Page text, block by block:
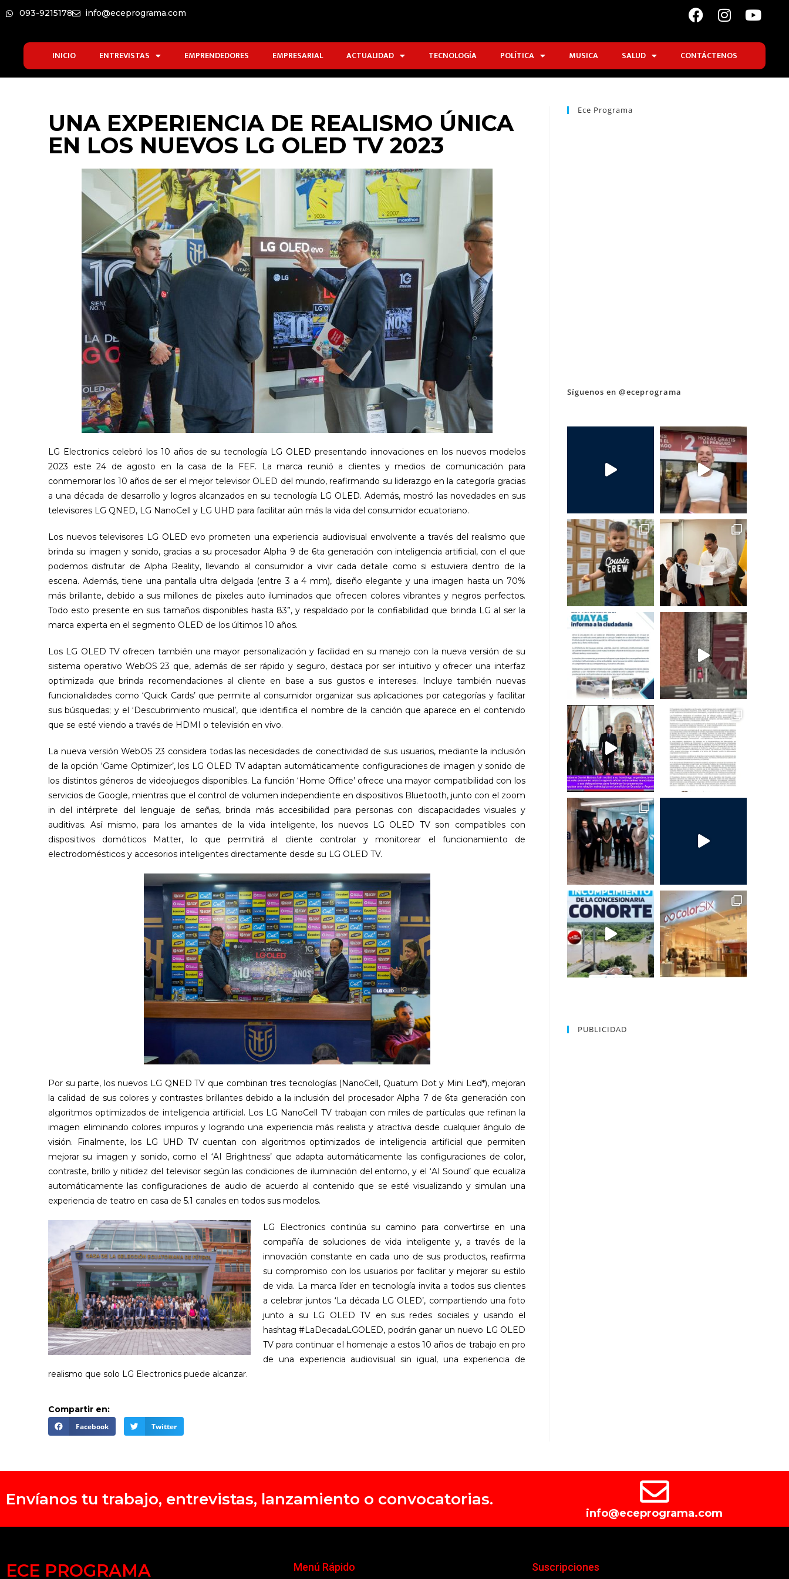
093-9215178 info@eceprograma.com
INICIO ENTREVISTAS EMPRENDEDORES EMPRESARIAL ACTUALIDAD TECNOLOGÍA POLÍTICA MUSICA SALUD CONTÁCTENOS
UNA EXPERIENCIA DE REALISMO ÚNICA
EN LOS NUEVOS LG OLED TV 2023
LG Electronics celebró los 10 años de su tecnología LG OLED presentando innovaciones en los nuevos modelos
2023 este 24 de agosto en la casa de la FEF. La marca reunió a clientes y medios de comunicación para
conmemorar los 10 años de ser el mejor televisor OLED del mundo, reafirmando su liderazgo en la categoría gracias
a una década de desarrollo y logros alcanzados en su tecnología LG OLED. Además, mostró las novedades en sus
televisores LG QNED, LG NanoCell y LG UHD para facilitar aún más la vida del consumidor ecuatoriano.
Los nuevos televisores LG OLED evo prometen una experiencia audiovisual envolvente a través del realismo que
brinda su imagen y sonido, gracias a su procesador Alpha 9 de 6ta generación con inteligencia artificial, con el que
podemos disfrutar de Alpha Reality, llevando al consumidor a vivir cada detalle como si estuviera dentro de la
escena. Además, tiene una pantalla ultra delgada (entre 3 a 4 mm), diseño elegante y una imagen hasta un 70%
más brillante, debido a sus millones de pixeles auto iluminados que ofrecen colores vibrantes y negros perfectos.
Todo esto presente en sus tamaños disponibles hasta 83”, y respaldado por la confiabilidad que brinda LG al ser la
marca experta en el segmento OLED de los últimos 10 años.
Los LG OLED TV ofrecen también una mayor personalización y facilidad en su manejo con la nueva versión de su
sistema operativo WebOS 23 que, además de ser rápido y seguro, destaca por ser intuitivo y ofrecer una interfaz
optimizada que brinda recomendaciones al cliente en base a sus gustos e intereses. Incluye también nuevas
funcionalidades como ‘Quick Cards’ que permite al consumidor organizar sus aplicaciones por categorías y facilitar
sus búsquedas; y el ‘Descubrimiento musical’, que identifica el nombre de la canción que aparece en el contenido
que se esté viendo a través de HDMI o televisión en vivo.
La nueva versión WebOS 23 considera todas las necesidades de conectividad de sus usuarios, mediante la inclusión
de la opción ‘Game Optimizer’, los LG OLED TV adaptan automáticamente configuraciones de imagen y sonido de
los distintos géneros de videojuegos disponibles. La función ‘Home Office’ ofrece una mayor compatibilidad con los
servicios de Google, mientras que el control de volumen independiente en dispositivos Bluetooth, junto con el zoom
in del intérprete del lenguaje de señas, brinda más accesibilidad para personas con discapacidades visuales y
auditivas. Así mismo, para los amantes de la vida inteligente, los nuevos LG OLED TV son compatibles con
dispositivos domóticos Matter, lo que permitirá al cliente controlar y monitorear el funcionamiento de
electrodomésticos y accesorios inteligentes directamente desde su LG OLED TV.
Por su parte, los nuevos LG QNED TV que combinan tres tecnologías (NanoCell, Quatum Dot y Mini Led*), mejoran
la calidad de sus colores y contrastes brillantes debido a la inclusión del procesador Alpha 7 de 6ta generación con
algoritmos optimizados de inteligencia artificial. Los LG NanoCell TV trabajan con miles de partículas que refinan la
imagen eliminando colores impuros y logrando una experiencia más realista y atractiva desde cualquier ángulo de
visión. Finalmente, los LG UHD TV cuentan con algoritmos optimizados de inteligencia artificial que permiten
mejorar su imagen y sonido, como el ‘AI Brightness’ que adapta automáticamente las configuraciones de color,
contraste, brillo y nitidez del televisor según las condiciones de iluminación del entorno, y el ‘AI Sound’ que ecualiza
automáticamente las configuraciones de audio de acuerdo al contenido que se esté visualizando y simulan una
experiencia de teatro en casa de 5.1 canales en todos sus modelos.
LG Electronics continúa su camino para convertirse en una
compañía de soluciones de vida inteligente y, a través de la
innovación constante en cada uno de sus productos, reafirma
su compromiso con los usuarios por facilitar y mejorar su estilo
de vida. La marca líder en tecnología invita a todos sus clientes
a celebrar juntos ‘La década LG OLED’, compartiendo una foto
junto a su LG OLED TV en sus redes sociales y usando el
hashtag #LaDecadaLGOLED, podrán ganar un nuevo LG OLED
TV para continuar el homenaje a estos 10 años de trabajo en pro
de una experiencia audiovisual sin igual, una experiencia de
realismo que solo LG Electronics puede alcanzar.
Compartir en:
Facebook Twitter
Ece Programa
Síguenos en @eceprograma
PUBLICIDAD
Envíanos tu trabajo, entrevistas, lanzamiento o convocatorias.
info@eceprograma.com
ECE PROGRAMA Menú Rápido Suscripciones